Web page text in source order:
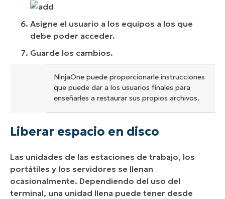
Asigne el usuario a los equipos a los que
debe poder acceder.
Guarde los cambios.
NinjaOne puede proporcionarle instrucciones
que puede dar a los usuarios finales para
enseñarles a restaurar sus propios archivos.
Liberar espacio en disco
Las unidades de las estaciones de trabajo, los
portátiles y los servidores se llenan
ocasionalmente. Dependiendo del uso del
terminal, una unidad llena puede tener desde